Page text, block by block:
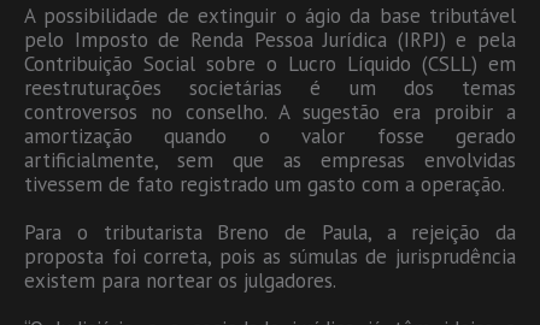
A possibilidade de extinguir o ágio da base tributável
pelo Imposto de Renda Pessoa Jurídica (IRPJ) e pela
Contribuição Social sobre o Lucro Líquido (CSLL) em
reestruturações societárias é um dos temas
controversos no conselho. A sugestão era proibir a
amortização quando o valor fosse gerado
artificialmente, sem que as empresas envolvidas
tivessem de fato registrado um gasto com a operação.
Para o tributarista Breno de Paula, a rejeição da
proposta foi correta, pois as súmulas de jurisprudência
existem para nortear os julgadores.